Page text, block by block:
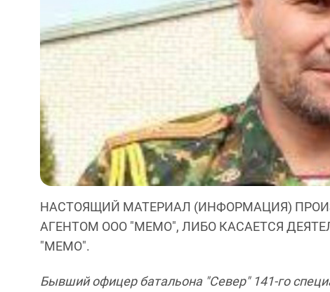
НАСТОЯЩИЙ МАТЕРИАЛ (ИНФОРМАЦИЯ)
АГЕНТОМ ООО "МЕМО", ЛИБО КАСАЕТСЯ
"МЕМО".
Бывший офицер батальона "Север" 141-го